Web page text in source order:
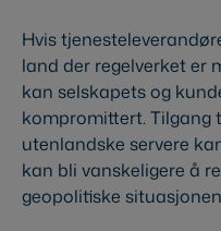
Hvis
land der regelverket er
kan selskapets og
kompromittert. Tilgang
utenlandske servere
kan bli vanskeligere å
geopolitiske